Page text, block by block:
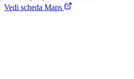
Vedi scheda Maps